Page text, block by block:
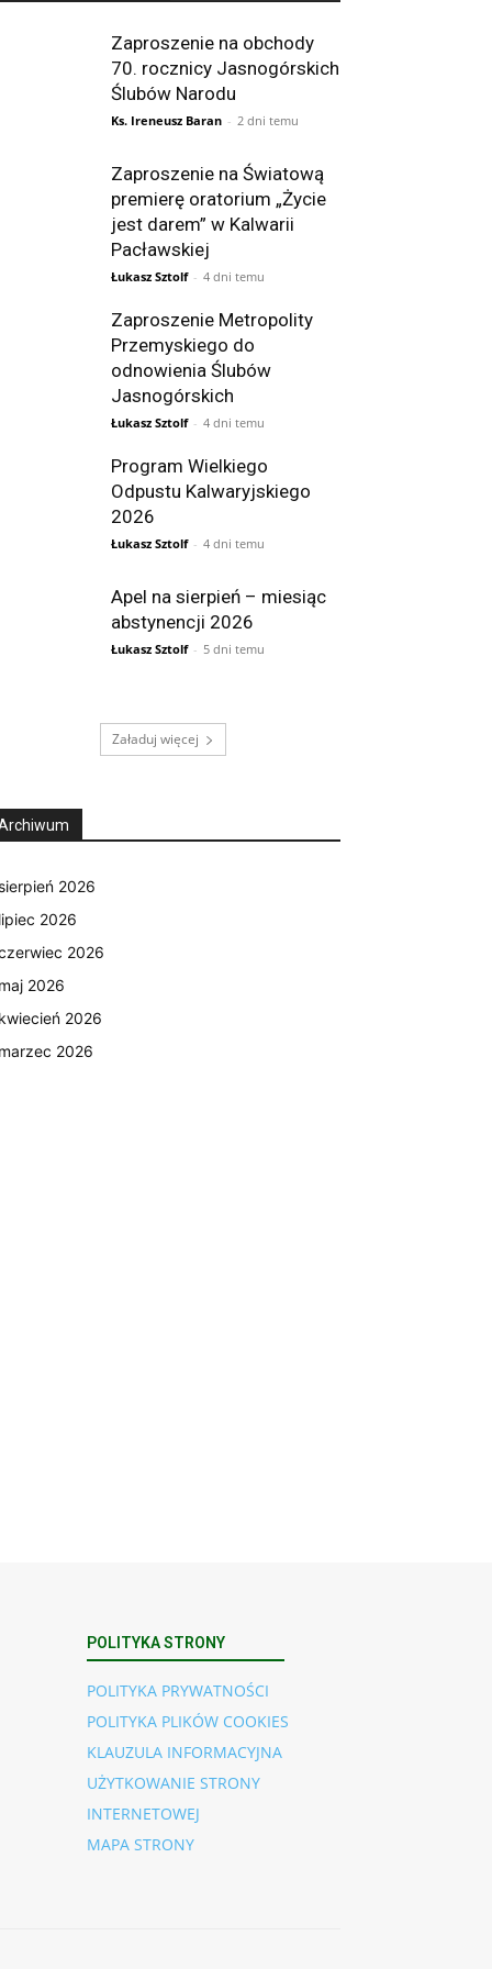
Zaproszenie na obchody
70. rocznicy Jasnogórskich
Ślubów Narodu
Ks. Ireneusz Baran - 2 dni temu
Zaproszenie na Światową
premierę oratorium „Życie
jest darem” w Kalwarii
Pacławskiej
Łukasz Sztolf - 4 dni temu
Zaproszenie Metropolity
Przemyskiego do
odnowienia Ślubów
Jasnogórskich
Łukasz Sztolf - 4 dni temu
Program Wielkiego
Odpustu Kalwaryjskiego
2026
Łukasz Sztolf - 4 dni temu
Apel na sierpień – miesiąc
abstynencji 2026
Łukasz Sztolf - 5 dni temu
Załaduj więcej
sierpień 2026
lipiec 2026
2026
maj 2026
kwiecień 2026
marzec 2026
POLITYKA STRONY
POLITYKA PRYWATNOŚCI
POLITYKA PLIKÓW COOKIES
KLAUZULA INFORMACYJNA
UŻYTKOWANIE STRONY
INTERNETOWEJ
MAPA STRONY